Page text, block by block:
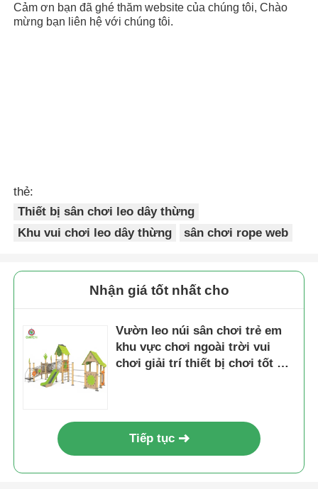
Cảm ơn bạn đã ghé thăm website của chúng tôi, Chào
mừng bạn liên hệ với chúng tôi.
thẻ:
Thiết bị sân chơi leo dây thừng
Khu vui chơi leo dây thừng
sân chơi rope web
Nhận giá tốt nhất cho
Vườn leo núi sân chơi trẻ em
khu vực chơi ngoài trời vui
chơi giải trí thiết bị chơi tốt giá
Tiếp tục